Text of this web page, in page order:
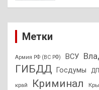
Метки
Армия РФ (ВС РФ) ВСУ
ГИБДД Госдумы
край Криминал